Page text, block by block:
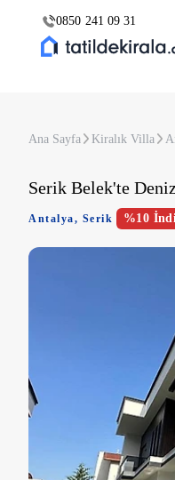
0850 241 09 31
Ana Sayfa Kiralık Villa
Serik Belek'te
Antalya, Serik %10